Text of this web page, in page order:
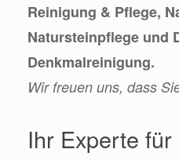
Reinigung & Pflege,
Natursteinpflege und
Denkmalreinigung.
Wir freuen uns, dass
Ihr Experte